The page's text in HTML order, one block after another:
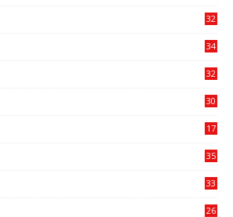
32
34
32
30
17
35
33
26